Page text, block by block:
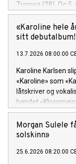
Tromsø (28). Og
festivalsesongen
«Karoline hele
sitt debutalbum!
13.7.2026 08:00:00
Karoline Karlsen
«Karoline» som
låtskriver og
bandet
soloartist. Lytteren
univers fullt av
Morgan Sulele
solskinn»
25.6.2026 08:20:00